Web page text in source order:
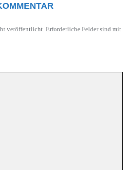
veröffentlicht. Erforderliche Felder sind mit